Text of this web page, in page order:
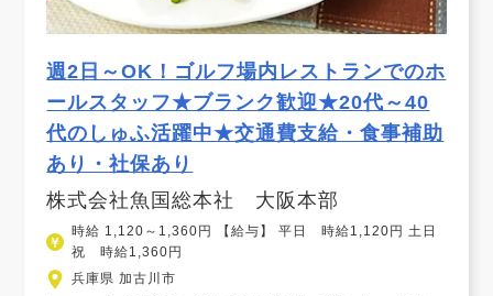
週2日～OK！ゴルフ場内レストランでのホ
ールスタッフ★ブランク歓迎★20代～40
代のしゅふ活躍中★交通費支給・食事補助
あり・社保あり
株式会社魚国総本社 大阪本部
時給 1,120～1,360円 【給与】 平日 時給1,120円 土日
祝 時給1,360円
兵庫県 加古川市